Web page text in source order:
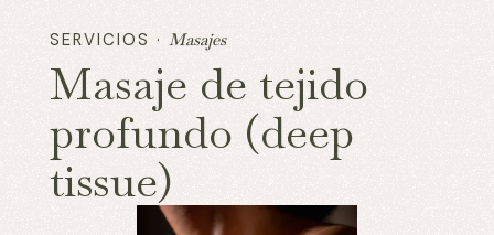
SERVICIOS · Masajes
Masaje de tejido
profundo (deep
tissue)